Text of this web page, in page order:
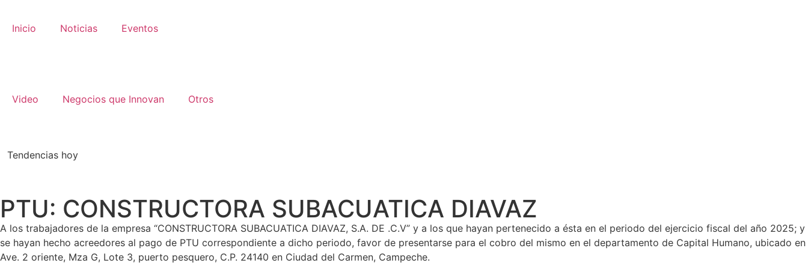
Inicio Noticias Eventos
Video Negocios que Innovan Otros
Tendencias hoy
PTU: CONSTRUCTORA SUBACUATICA DIAVAZ
A los trabajadores de la empresa “CONSTRUCTORA SUBACUATICA DIAVAZ, S.A. DE .C.V” y a los que hayan pertenecido a ésta en el periodo del ejercicio fiscal del año 2025; y
se hayan hecho acreedores al pago de PTU correspondiente a dicho periodo, favor de presentarse para el cobro del mismo en el departamento de Capital Humano, ubicado en
Ave. 2 oriente, Mza G, Lote 3, puerto pesquero, C.P. 24140 en Ciudad del Carmen, Campeche.